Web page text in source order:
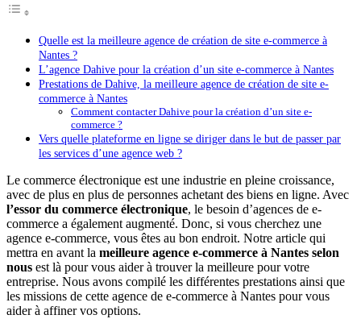
Quelle est la meilleure agence de création de site e-commerce à
Nantes ?
L’agence Dahive pour la création d’un site e-commerce à Nantes
Prestations de Dahive, la meilleure agence de création de site e-
commerce à Nantes
Comment contacter Dahive pour la création d’un site e-
commerce ?
Vers quelle plateforme en ligne se diriger dans le but de passer par
les services d’une agence web ?
Le commerce électronique est une industrie en pleine croissance,
avec de plus en plus de personnes achetant des biens en ligne. Avec
l’essor du commerce électronique, le besoin d’agences de e-
commerce a également augmenté. Donc, si vous cherchez une
agence e-commerce, vous êtes au bon endroit. Notre article qui
mettra en avant la meilleure agence e-commerce à Nantes selon
nous est là pour vous aider à trouver la meilleure pour votre
entreprise. Nous avons compilé les différentes prestations ainsi que
les missions de cette agence de e-commerce à Nantes pour vous
aider à affiner vos options.